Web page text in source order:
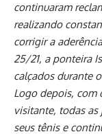
continuaram
realizando
corrigir a
25/21, a ponteira
calçados durante
Logo depois, com
visitante, todas as
seus tênis e